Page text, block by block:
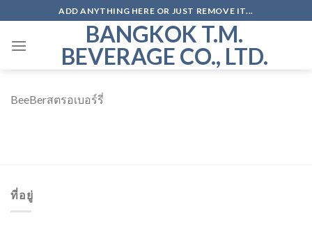
to
content
ADD ANYTHING HERE OR JUST REMOVE IT...
BANGKOK T.M.
BEVERAGE CO., LTD.
BeeBerสตรอเบอร์รี่
ที่อยู่